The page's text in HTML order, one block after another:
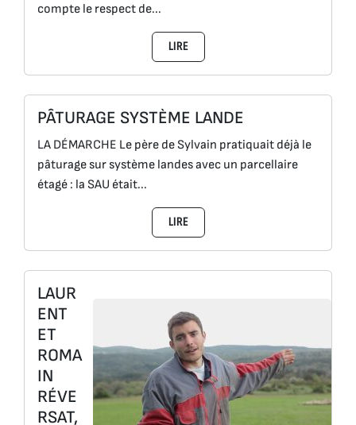
compte le respect de...
LIRE
PÂTURAGE SYSTÈME LANDE
LA DÉMARCHE Le père de Sylvain pratiquait déjà le
pâturage sur système landes avec un parcellaire
étagé : la SAU était...
LIRE
LAUR
ENT
ET
ROMA
IN
RÉVE
RSAT,